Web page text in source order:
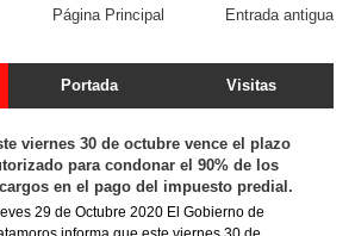
Entrada antigua
Página Principal
Portada Visitas
viernes 30 de octubre vence el plazo
para condonar el 90% de los
en el pago del impuesto predial.
29 de Octubre 2020 El Gobierno de